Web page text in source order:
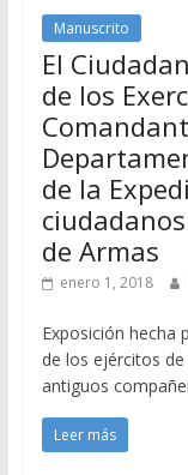
Manuscrito
El
de los
de la
de Armas
enero 1, 2018
Exposición hecha
de los ejércitos
antiguos
Leer más